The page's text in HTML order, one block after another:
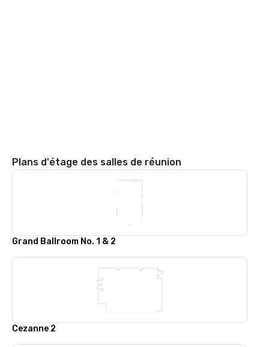
Plans d'étage des salles de réunion
Grand Ballroom No. 1 & 2
Cezanne 2